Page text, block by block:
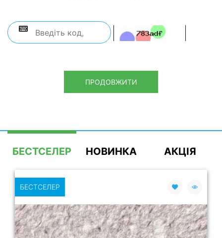
ПРОДОВЖИТИ
БЕСТСЕЛЕР НОВИНКА АКЦІЯ
БЕСТСЕЛЕР